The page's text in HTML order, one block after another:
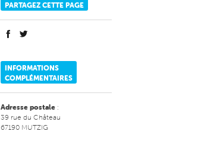
PARTAGEZ CETTE PAGE
INFORMATIONS
COMPLÉMENTAIRES
Adresse postale :
39 rue du Château
67190 MUTZIG